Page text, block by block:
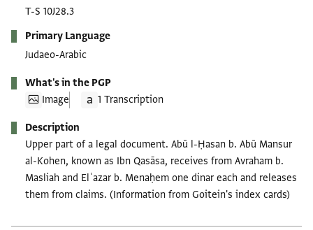
T-S 10J28.3
Primary Language
Judaeo-Arabic
What's in the PGP
Image
1 Transcription
Description
Upper part of a legal document. Abū l-Ḥasan b. Abū Mansur
al-Kohen, known as Ibn Qasāsa, receives from Avraham b.
Masliah and Elʿazar b. Menaḥem one dinar each and releases
them from claims. (Information from Goitein's index cards)